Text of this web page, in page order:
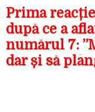
Prima
după ce a
numărul 7:
dar și să